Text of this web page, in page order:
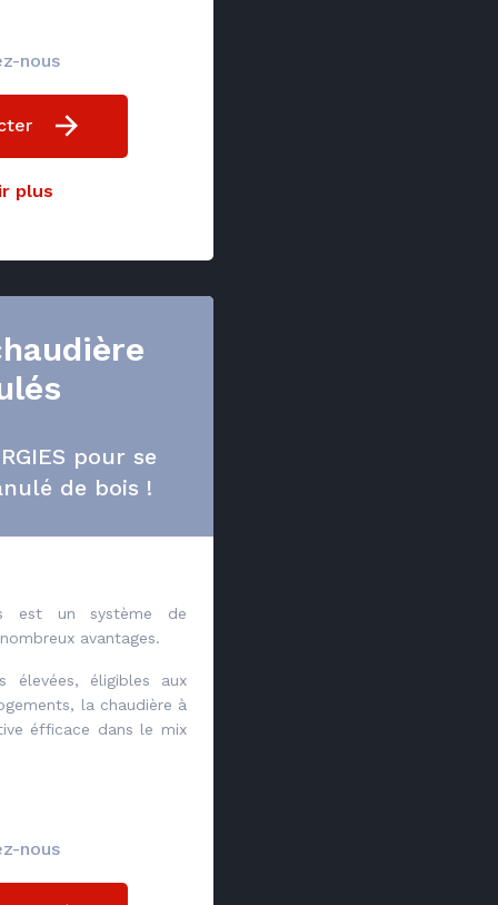
nous
plus
pour se
de bois !
est un système de
avantages.
élevées, éligibles aux
la chaudière à
éfficace dans le mix
nous